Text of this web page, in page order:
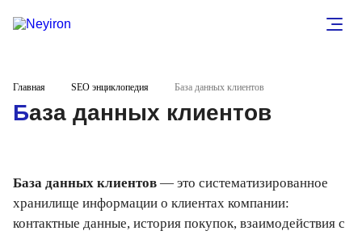
Главная SEO энциклопедия База данных клиентов
База данных клиентов
База данных клиентов — это систематизированное
хранилище информации о клиентах компании:
контактные данные, история покупок, взаимодействия с